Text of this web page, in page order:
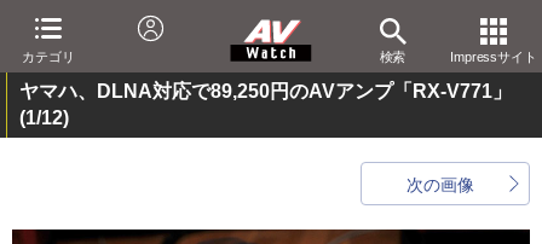
カテゴリ 検索 Impressサイト
ヤマハ、DLNA対応で89,250円のAVアンプ「RX-V771」
(1/12)
次の画像